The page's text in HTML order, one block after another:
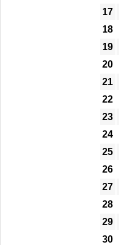
17
18
19
20
21
22
23
24
25
26
27
28
29
30